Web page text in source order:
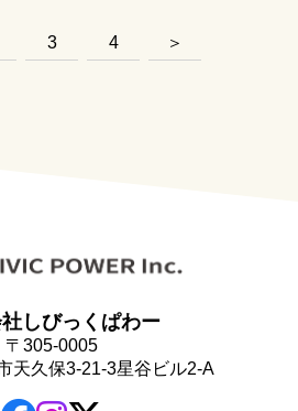
3 4 ＞
しびっくぱわー
〒305-0005
天久保3-21-3星谷ビル2-A